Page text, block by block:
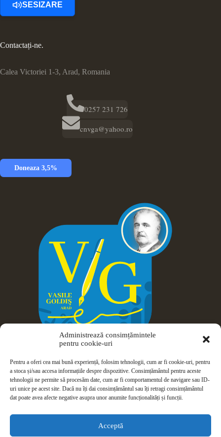
Administrează consimțămintele
pentru cookie-uri
Pentru a oferi cea mai bună experiență, folosim tehnologii, cum ar fi cookie-uri, pentru
a stoca și/sau accesa informațiile despre dispozitive. Consimțământul pentru aceste
tehnologii ne permite să procesăm date, cum ar fi comportamentul de navigare sau ID-
uri unice pe acest site. Dacă nu îți dai consimțământul sau îți retragi consimțământul
dat poate avea afecte negative asupra unor anumite funcționalități și funcții.
Acceptă
SESIZARE
Contactați-ne.
Calea Victoriei 1-3, Arad, Romania
0257 231 726
cnvga@yahoo.ro
Doneaza 3,5%
Drepturi de autor © 2026 Colegiul Național Vasile Goldiș -